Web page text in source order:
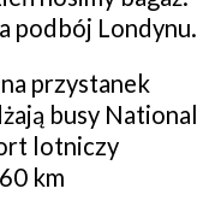
podbój Londynu.
przystanek
busy National
lotniczy
km